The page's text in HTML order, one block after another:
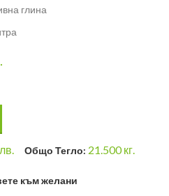
глина
Общо Тегло: 21.500кг.
към желани